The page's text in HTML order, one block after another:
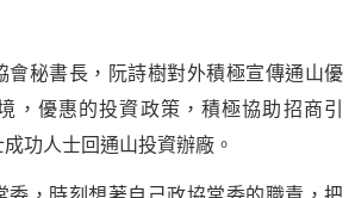
會秘書長，阮詩樹對外積極宣傳通山優
，優惠的投資政策，積極協助招商引
功人士回通山投資辦廠。